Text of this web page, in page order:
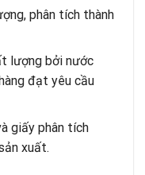
phân tích thành
lượng bởi nước
đạt yêu cầu
giấy phân tích
xuất.